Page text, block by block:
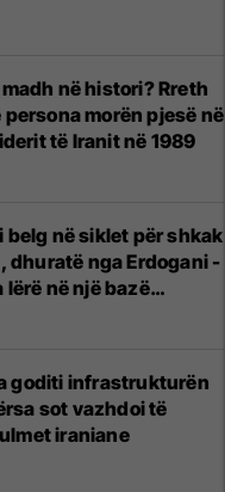
në histori? Rreth
morën pjesë në
të Iranit në 1989
në siklet për shkak
dhuratë nga Erdogani -
në një bazë
goditi infrastrukturën
sot vazhdoi të
iraniane